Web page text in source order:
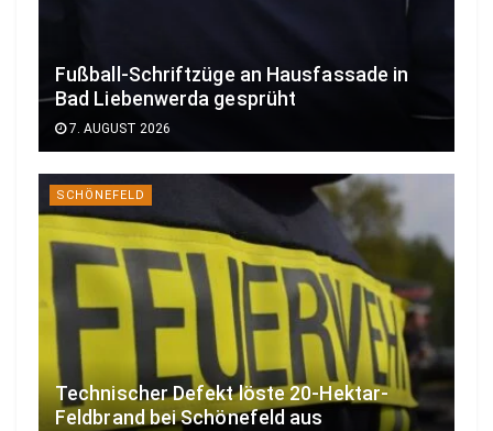
Fußball-Schriftzüge an Hausfassade in
Bad Liebenwerda gesprüht
7. AUGUST 2026
SCHÖNEFELD
Technischer Defekt löste 20-Hektar-
Feldbrand bei Schönefeld aus